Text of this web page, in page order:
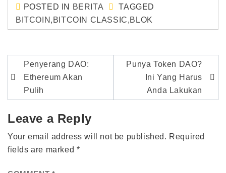
POSTED IN BERITA
TAGGED
BITCOIN , BITCOIN CLASSIC,BLOK
Post
navigation
Penyerang DAO:
Ethereum Akan
Pulih
Punya Token DAO?
Ini Yang Harus
Anda Lakukan
Leave a Reply
Your email address will not be published. Required
fields are marked *